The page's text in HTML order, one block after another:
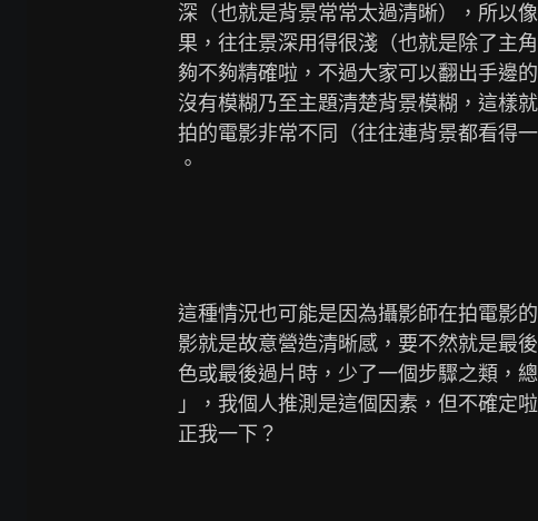
深（也就是背景常常太過清晰），所以
果，往往景深用得很淺（也就是除了主
夠不夠精確啦，不過大家可以翻出手邊
沒有模糊乃至主題清楚背景模糊，這樣
拍的電影非常不同（往往連背景都看得
。
這種情況也可能是因為攝影師在拍電影
影就是故意營造清晰感，要不然就是最
色或最後過片時，少了一個步驟之類，
」，我個人推測是這個因素，但不確定
正我一下？